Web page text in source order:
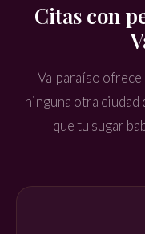
Citas con
Valparaíso ofrece
ninguna otra ciudad
que tu sugar